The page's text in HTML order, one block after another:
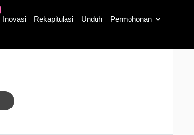
Inovasi Rekapitulasi Unduh Permohonan